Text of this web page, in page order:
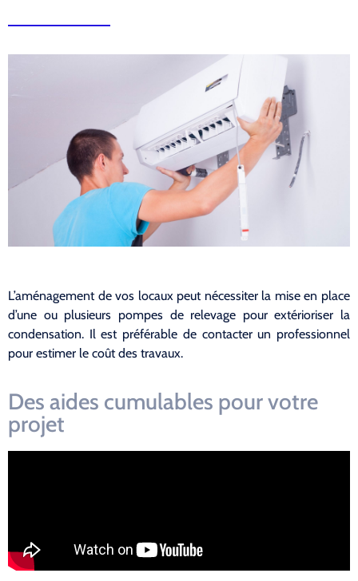
L’aménagement de vos locaux peut nécessiter la mise en place
d’une ou plusieurs pompes de relevage pour extérioriser la
condensation. Il est préférable de contacter un professionnel
pour estimer le coût des travaux.
Des aides cumulables pour votre
projet